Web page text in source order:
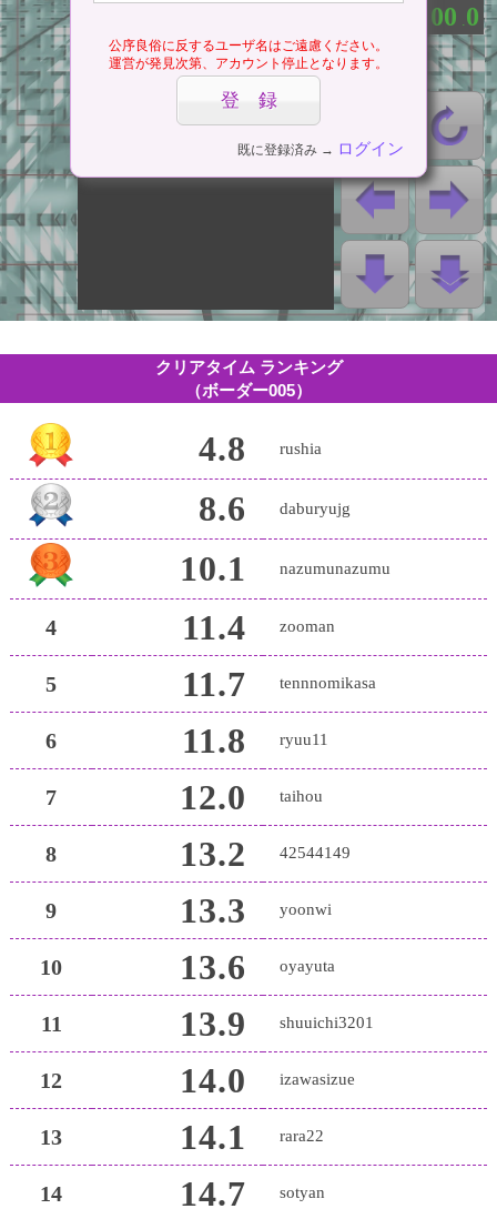
公序良俗に反するユーザ名はご遠慮ください。
運営が発見次第、アカウント停止となります。
既に登録済み → ログイン
00 0
クリアタイム ランキング
（ボーダー005）
4.8 rushia
8.6 daburyujg
10.1 nazumunazumu
4 11.4 zooman
5 11.7 tennnomikasa
6 11.8 ryuu11
7 12.0 taihou
8 13.2 42544149
9 13.3 yoonwi
10 13.6 oyayuta
11 13.9 shuuichi3201
12 14.0 izawasizue
13 14.1 rara22
14 14.7 sotyan